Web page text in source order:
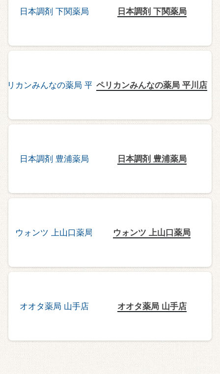
日本調剤 下関薬局
ペリカンみんなの薬局 平川店
日本調剤 豊浦薬局
ウォンツ 上山口薬局
オオタ薬局 山手店